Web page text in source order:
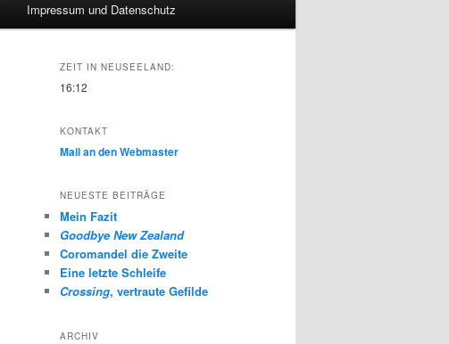
Impressum und Datenschutz
ZEIT IN NEUSEELAND:
16:12
KONTAKT
Mail an den Webmaster
NEUESTE BEITRÄGE
Mein Fazit
Goodbye New Zealand
Coromandel die Zweite
Eine letzte Schleife
Crossing, vertraute Gefilde
ARCHIV